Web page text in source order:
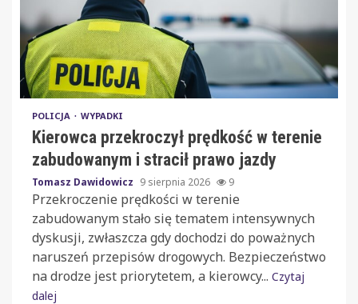
POLICJA WYPADKI
Kierowca przekroczył prędkość w terenie
zabudowanym i stracił prawo jazdy
Tomasz Dawidowicz 9 sierpnia 2026 9
Przekroczenie prędkości w terenie
zabudowanym stało się tematem intensywnych
dyskusji, zwłaszcza gdy dochodzi do poważnych
naruszeń przepisów drogowych. Bezpieczeństwo
na drodze jest priorytetem, a kierowcy... Czytaj
dalej